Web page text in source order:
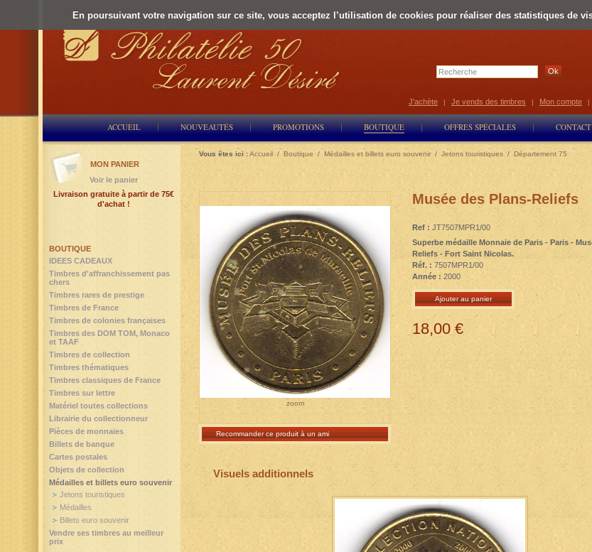
En poursuivant votre navigation sur ce site, vous acceptez l’utilisation de cookies pour réaliser des statistiques de
ACCUEIL NOUVEAUTÉS PROMOTIONS BOUTIQUE OFFRES SPÉCIALES CONTACT
J'achète | Je vends des timbres | Mon compte |
Vous êtes ici :Accueil / Boutique / Médailles et billets euro souvenir / Jetons touristiques / Département 75
zoom
Recommander ce produit à un ami
Musée des Plans-Reliefs
Ref : JT7507MPR1/00
Superbe médaille Monnaie de Paris - Paris -
Reliefs - Fort Saint Nicolas.
Réf. : 7507MPR1/00
Année : 2000
Ajouter au panier
18,00 €
Visuels additionnels
BOUTIQUE
IDEES CADEAUX
Timbres d'affranchissement pas
chers
Timbres rares de prestige
Timbres de France
Timbres de colonies françaises
Timbres des DOM TOM, Monaco
et TAAF
Timbres de collection
Timbres thématiques
Timbres classiques de France
Timbres sur lettre
Matériel toutes collections
Librairie du collectionneur
Pièces de monnaies
Billets de banque
Cartes postales
Objets de collection
Médailles et billets euro souvenir
Jetons touristiques
Médailles
Billets euro souvenir
Vendre ses timbres au meilleur
prix
MON PANIER
Voir le panier
Livraison gratuite à partir de 75€
d'achat !